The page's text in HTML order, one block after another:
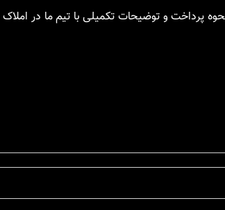
پرداخت و توضیحات تکمیلی با تیم ما در